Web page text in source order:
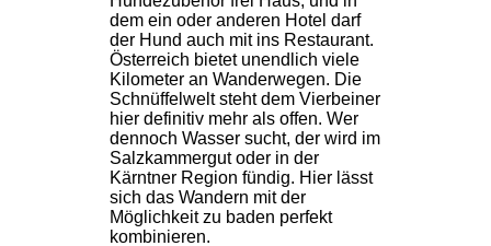
dem ein oder anderen Hotel darf
der Hund auch mit ins Restaurant.
Österreich bietet unendlich viele
Kilometer an Wanderwegen. Die
Schnüffelwelt steht dem Vierbeiner
hier definitiv mehr als offen. Wer
dennoch Wasser sucht, der wird im
Salzkammergut oder in der
Kärntner Region fündig. Hier lässt
sich das Wandern mit der
Möglichkeit zu baden perfekt
kombinieren.